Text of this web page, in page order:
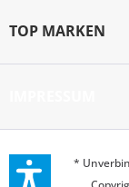
TOP MARKEN
*